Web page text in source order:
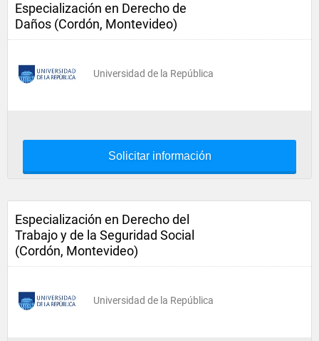
Especialización en Derecho de
Daños (Cordón, Montevideo)
Universidad de la República
Solicitar información
Especialización en Derecho del
Trabajo y de la Seguridad Social
(Cordón, Montevideo)
Universidad de la República